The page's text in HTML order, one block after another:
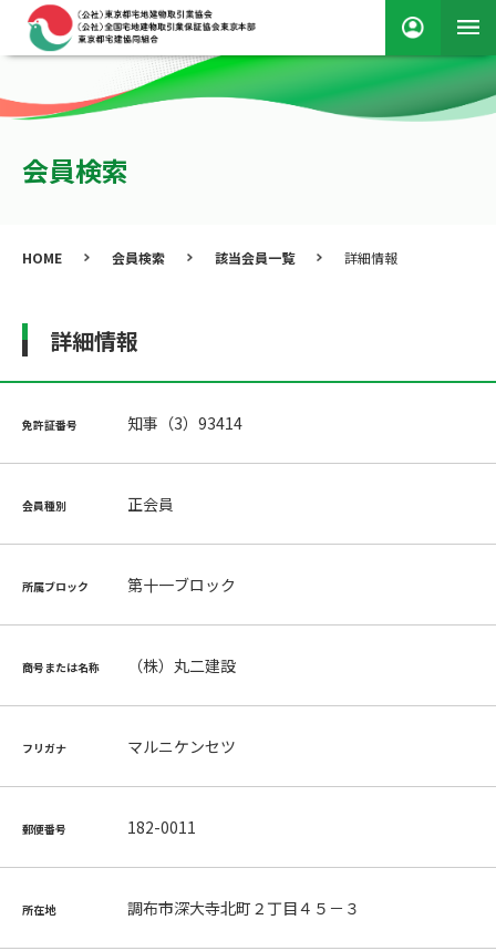
会員検索
HOME 会員検索 該当会員一覧 詳細情報
詳細情報
免許証番号 知事（3）93414
会員種別 正会員
所属ブロック 第十一ブロック
商号または名称 （株）丸二建設
フリガナ マルニケンセツ
郵便番号 182-0011
所在地 調布市深大寺北町２丁目４５－３